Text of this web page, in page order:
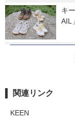
キ
AIL」
関連リンク
KEEN